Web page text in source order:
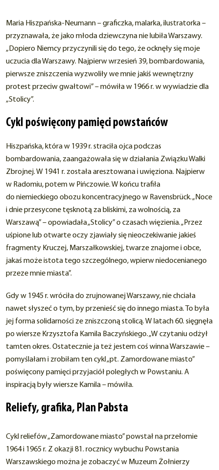
Maria Hiszpańska-Neumann – graficzka, malarka, ilustratorka –
przyznawała, że jako młoda dziewczyna nie lubiła Warszawy.
„Dopiero Niemcy przyczynili się do tego, że ocknęły się moje
uczucia dla Warszawy. Najpierw wrzesień 39, bombardowania,
pierwsze zniszczenia wyzwoliły we mnie jakiś wewnętrzny
protest przeciw gwałtowi” – mówiła w 1966 r. w wywiadzie dla
„Stolicy”.
Cykl poświęcony pamięci powstańców
Hiszpańska, która w 1939 r. straciła ojca podczas
bombardowania, zaangażowała się w działania Związku Walki
Zbrojnej. W 1941 r. została aresztowana i uwięziona. Najpierw
w Radomiu, potem w Pińczowie. W końcu trafiła
do niemieckiego obozu koncentracyjnego w Ravensbrück. „Noce
i dnie przesycone tęsknotą za bliskimi, za wolnością, za
Warszawą” – opowiadała „Stolicy” o czasach więzienia. „Przez
uśpione lub otwarte oczy zjawiały się nieoczekiwanie jakieś
fragmenty Kruczej, Marszałkowskiej, twarze znajome i obce,
jakaś może istota tego szczególnego, wpierw niedocenianego
przeze mnie miasta”.
Gdy w 1945 r. wróciła do zrujnowanej Warszawy, nie chciała
nawet słyszeć o tym, by przenieść się do innego miasta. To była
jej forma solidarności ze zniszczoną stolicą. W latach 60. sięgnęła
po wiersze Krzysztofa Kamila Baczyńskiego. „W czytaniu odżył
tamten okres. Ostatecznie ja też jestem coś winna Warszawie –
pomyślałam i zrobiłam ten cykl „pt. Zamordowane miasto”
poświęcony pamięci przyjaciół poległych w Powstaniu. A
inspiracją były wiersze Kamila – mówiła.
Reliefy, grafika, Plan Pabsta
Cykl reliefów „Zamordowane miasto” powstał na przełomie
1964 i 1965 r. Z okazji 81. rocznicy wybuchu Powstania
Warszawskiego można je zobaczyć w Muzeum Żołnierzy